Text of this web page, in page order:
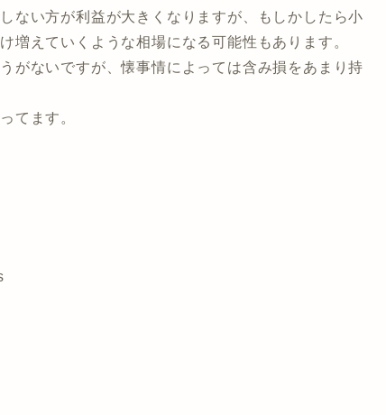
ない方が利益が大きくなりますが、もしかしたら小
増えていくような相場になる可能性もあります。
がないですが、懐事情によっては含み損をあまり持
てます。